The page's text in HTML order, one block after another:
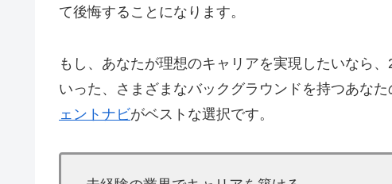
て後悔することになります。
もし、あなたが理想のキャリアを実現したいなら
いった、さまざまなバックグラウンドを持つあな
ェントナビがベストな選択です。